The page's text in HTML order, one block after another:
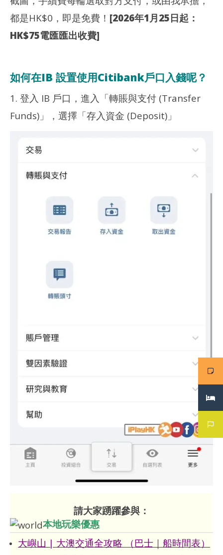
都是HK$0，即是免費！ [2026年1月25日起：
HK$75電匯匯出收費]
如何在IB 設置使用Citibank戶口入錢呢？
1. 登入 IB 戶口，進入「轉賬與支付 (Transfer
Funds)」，選擇「存入資金 (Deposit)」
請大家踴躍參與：
本地玩樂優惠
大嶼山 | 大澳交通全攻略 （巴士｜船時間表）